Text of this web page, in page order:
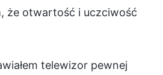
że otwartość i uczciwość
telewizor pewnej